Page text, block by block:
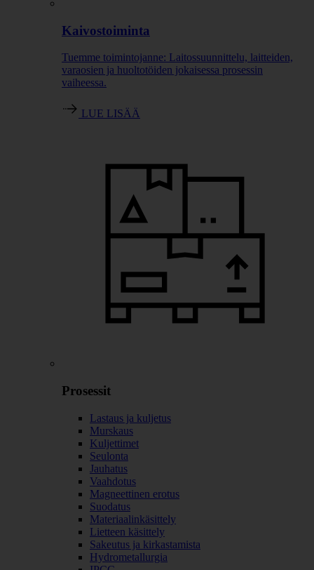
Kaivostoiminta
Tuemme toimintojanne: Laitossuunnittelu, laitteiden,
varaosien ja huoltotöiden jokaisessa prosessin
vaiheessa.
LUE LISÄÄ
Prosessit
Lastaus ja kuljetus
Murskaus
Kuljettimet
Seulonta
Jauhatus
Vaahdotus
Magneettinen erotus
Suodatus
Materiaalinkäsittely
Lietteen käsittely
Sakeutus ja kirkastamista
Hydrometallurgia